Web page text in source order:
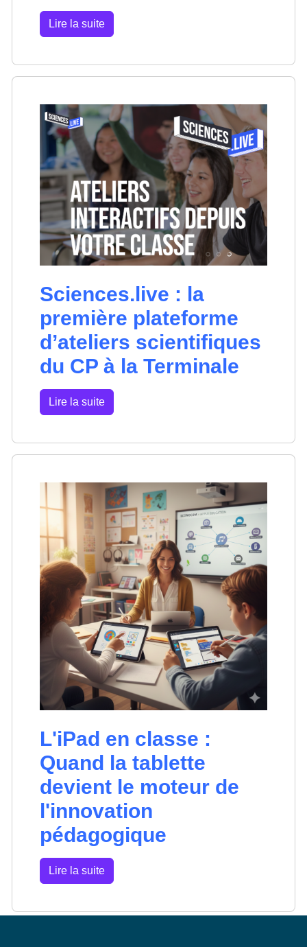
Lire la suite
Sciences.live : la
première plateforme
d’ateliers scientifiques
du CP à la Terminale
Lire la suite
L'iPad en classe :
Quand la tablette
devient le moteur de
l'innovation
pédagogique
Lire la suite